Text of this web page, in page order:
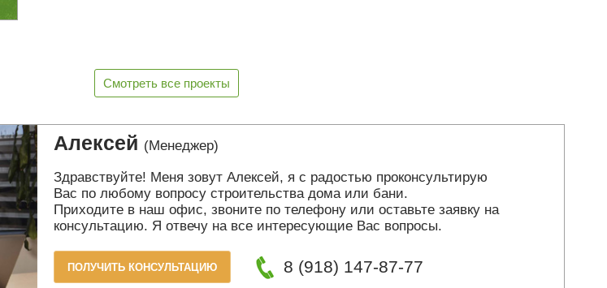
Смотреть все проекты
Алексей (Менеджер)
Здравствуйте! Меня зовут Алексей, я с радостью проконсультирую
Вас по любому вопросу строительства дома или бани.
Приходите в наш офис, звоните по телефону или оставьте заявку на
консультацию. Я отвечу на все интересующие Вас вопросы.
ПОЛУЧИТЬ КОНСУЛЬТАЦИЮ 8 (918) 147-87-77